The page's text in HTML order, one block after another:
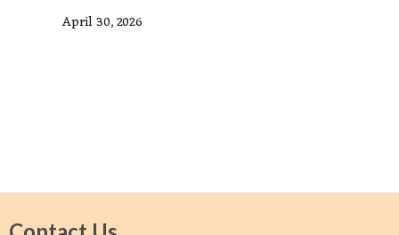
April 30, 2026